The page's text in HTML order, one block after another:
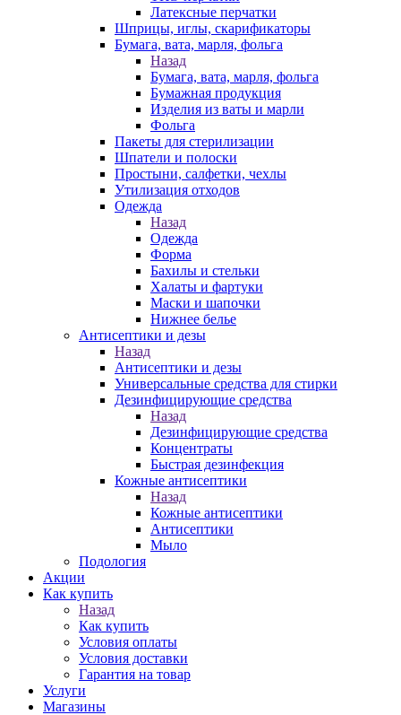
Латексные перчатки
Шприцы, иглы, скарификаторы
Бумага, вата, марля, фольга
Назад
Бумага, вата, марля, фольга
Бумажная продукция
Изделия из ваты и марли
Фольга
Пакеты для стерилизации
Шпатели и полоски
Простыни, салфетки, чехлы
Утилизация отходов
Одежда
Назад
Одежда
Форма
Бахилы и стельки
Халаты и фартуки
Маски и шапочки
Нижнее белье
Антисептики и дезы
Назад
Антисептики и дезы
Универсальные средства для стирки
Дезинфицирующие средства
Назад
Дезинфицирующие средства
Концентраты
Быстрая дезинфекция
Кожные антисептики
Назад
Кожные антисептики
Антисептики
Мыло
Подология
Акции
Как купить
Назад
Как купить
Условия оплаты
Условия доставки
Гарантия на товар
Услуги
Магазины